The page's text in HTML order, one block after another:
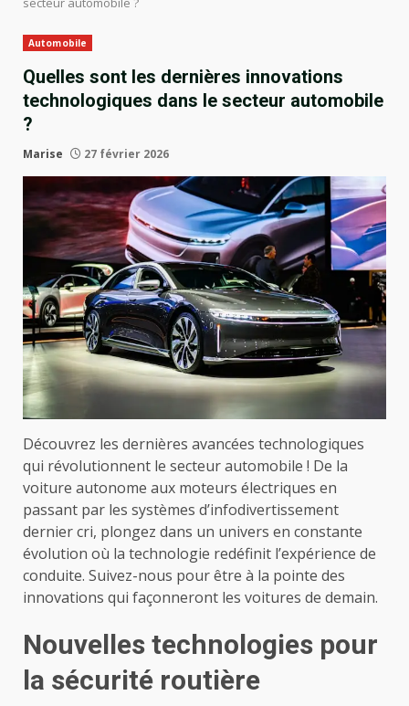
Automobile
Quelles sont les dernières innovations
technologiques dans le secteur automobile
?
Marise 27 février 2026
Découvrez les dernières avancées technologiques
qui révolutionnent le secteur automobile ! De la
voiture autonome aux moteurs électriques en
passant par les systèmes d’infodivertissement
dernier cri, plongez dans un univers en constante
évolution où la technologie redéfinit l’expérience de
conduite. Suivez-nous pour être à la pointe des
innovations qui façonneront les voitures de demain.
Nouvelles technologies pour
la sécurité routière